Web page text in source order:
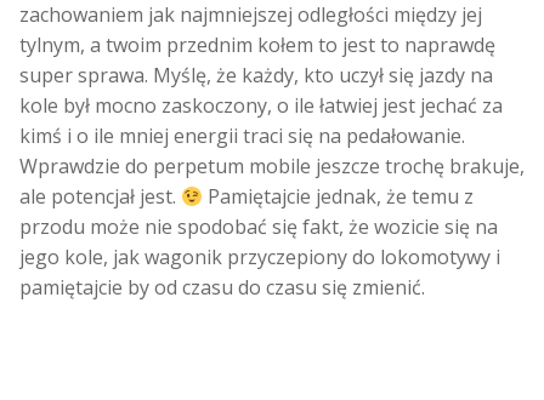
zachowaniem jak najmniejszej odległości między jej
tylnym, a twoim przednim kołem to jest to naprawdę
super sprawa. Myślę, że każdy, kto uczył się jazdy na
kole był mocno zaskoczony, o ile łatwiej jest jechać za
kimś i o ile mniej energii traci się na pedałowanie.
Wprawdzie do perpetum mobile jeszcze trochę brakuje,
ale potencjał jest.
Pamiętajcie jednak, że temu z
przodu może nie spodobać się fakt, że wozicie się na
jego kole, jak wagonik przyczepiony do lokomotywy i
pamiętajcie by od czasu do czasu się zmienić.